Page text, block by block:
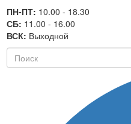
ПН-ПТ: 10.00 - 18.30
СБ: 11.00 - 16.00
ВСК: Выходной